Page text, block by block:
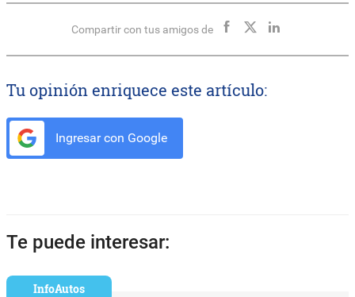
Compartir con tus amigos de
Tu opinión enriquece este artículo:
Ingresar con Google
Te puede interesar:
InfoAutos